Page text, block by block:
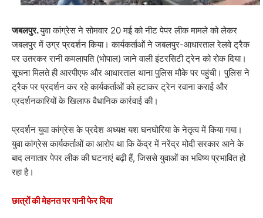
जबलपुर.युवा कांग्रेस ने सोमवार 20 मई को नीट पेपर लीक मामले को लेकर
जबलपुर में उग्र प्रदर्शन किया। कार्यकर्ताओं ने जबलपुर-आधारताल रेलवे ट्रैक
पर उतरकर रानी कमलापति (भोपाल) जाने वाली इंटरसिटी ट्रेन को रोक दिया।
सूचना मिलते ही आरपीएफ और आधारताल थाना पुलिस मौके पर पहुंची। पुलिस ने
ट्रैक पर प्रदर्शन कर रहे कार्यकर्ताओं को हटाकर ट्रेन रवाना कराई और
प्रदर्शनकारियों के खिलाफ वैधानिक कार्रवाई की।
प्रदर्शन युवा कांग्रेस के प्रदेश अध्यक्ष यश घनघोरिया के नेतृत्व में किया गया।
युवा कांग्रेस कार्यकर्ताओं का आरोप था कि केंद्र में नरेंद्र मोदी सरकार आने के
बाद लगातार पेपर लीक की घटनाएं बढ़ी हैं, जिससे युवाओं का भविष्य प्रभावित हो
रहा है।
छात्रों की मेहनत पर पानी फेर दिया